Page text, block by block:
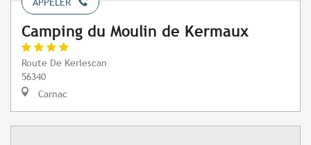
APPELER
Camping du Moulin de Kermaux
Route De Kerlescan
56340
Carnac